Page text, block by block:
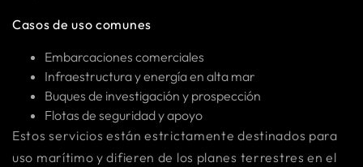
Casos de uso comunes
Embarcaciones comerciales
Infraestructura y energía en alta mar
Buques de investigación y prospección
Flotas de seguridad y apoyo
Estos servicios están estrictamente destinados para
uso marítimo y difieren de los planes terrestres en el